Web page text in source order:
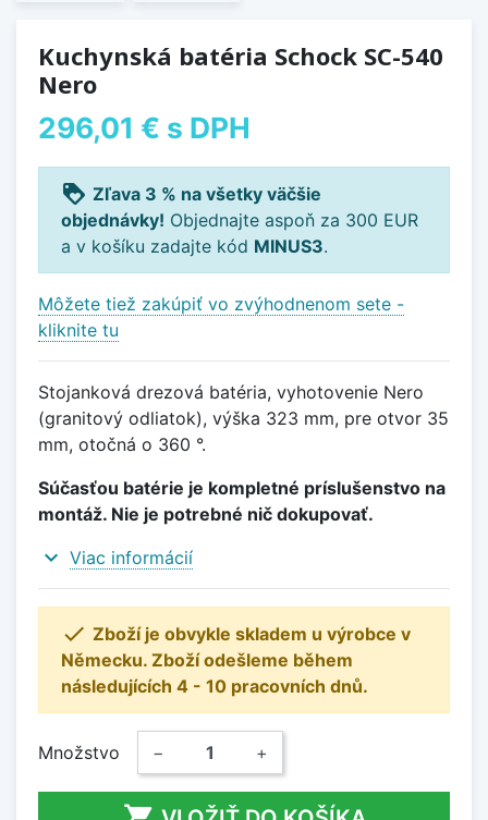
Kuchynská batéria Schock SC-540
Nero
296,01 € s DPH
loyalty Zľava 3 % na všetky väčšie
objednávky! Objednajte aspoň za 300 EUR
a v košíku zadajte kód MINUS3.
Môžete tiež zakúpiť vo zvýhodnenom sete -
kliknite tu
Stojanková drezová batéria, vyhotovenie Nero
(granitový odliatok), výška 323 mm, pre otvor 35
mm, otočná o 360 °.
Súčasťou batérie je kompletné príslušenstvo na
montáž. Nie je potrebné nič dokupovať.
expand_more Viac informácií
 Zboží je obvykle skladem u výrobce v
Německu. Zboží odešleme během
následujících 4 - 10 pracovních dnů.
Množstvo − +